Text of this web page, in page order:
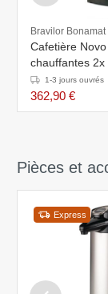
Bravilor Bonamat
Cafetière
chauffantes 2x
mm1-3 jours ouvrés
362,90 €
Pièces et
Express